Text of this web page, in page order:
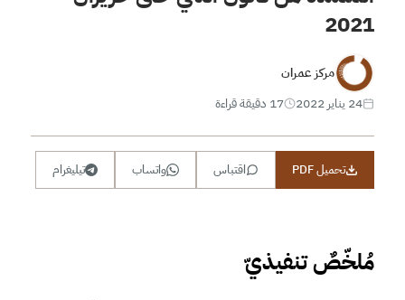
2021
مركز عمران
24 يناير 2022
17 دقيقة قراءة
تحميل PDF اقتباس واتساب تيليغرام
مُلخّصٌ تنفيذيّ